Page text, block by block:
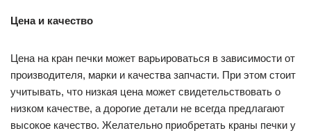
Цена и качество
Цена на кран печки может варьироваться в зависимости от
производителя, марки и качества запчасти. При этом стоит
учитывать, что низкая цена может свидетельствовать о
низком качестве, а дорогие детали не всегда предлагают
высокое качество. Желательно приобретать краны печки у